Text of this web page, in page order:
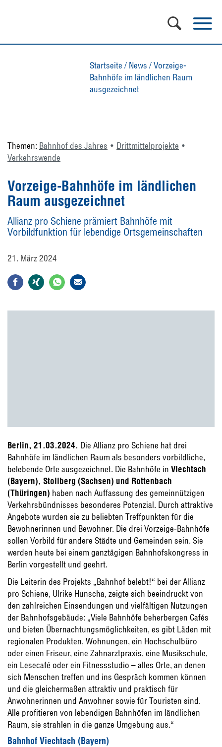
Startseite / News /Vorzeige-
Bahnhöfe im ländlichen Raum
ausgezeichnet
Themen: Bahnhof des Jahres
Drittmittelprojekte
Verkehrswende
Vorzeige-Bahnhöfe im ländlichen
Raum ausgezeichnet
Allianz pro Schiene prämiert Bahnhöfe mit
Vorbildfunktion für lebendige Ortsgemeinschaften
21. März 2024
Berlin, 21.03.2024. Die Allianz pro Schiene hat drei
Bahnhöfe im ländlichen Raum als besonders vorbildliche,
belebende Orte ausgezeichnet. Die Bahnhöfe in Viechtach
(Bayern), Stollberg (Sachsen) und Rottenbach
(Thüringen) haben nach Auffassung des gemeinnützigen
Verkehrsbündnisses besonderes Potenzial. Durch attraktive
Angebote wurden sie zu beliebten Treffpunkten für die
Bewohnerinnen und Bewohner. Die drei Vorzeige-Bahnhöfe
sollen Vorbild für andere Städte und Gemeinden sein. Sie
werden heute bei einem ganztägigen Bahnhofskongress in
Berlin vorgestellt und geehrt.
Die Leiterin des Projekts „Bahnhof belebt!“ bei der Allianz
pro Schiene, Ulrike Hunscha, zeigte sich beeindruckt von
den zahlreichen Einsendungen und vielfältigen Nutzungen
der Bahnhofsgebäude: „Viele Bahnhöfe beherbergen Cafés
und bieten Übernachtungsmöglichkeiten, es gibt Läden mit
regionalen Produkten, Wohnungen, ein Hochschulbüro
oder einen Friseur, eine Zahnarztpraxis, eine Musikschule,
ein Lesecafé oder ein Fitnessstudio – alles Orte, an denen
sich Menschen treffen und ins Gespräch kommen können
und die gleichermaßen attraktiv und praktisch für
Anwohnerinnen und Anwohner sowie für Touristen sind.
Alle profitieren von lebendigen Bahnhöfen im ländlichen
Raum, sie strahlen in die ganze Umgebung aus.“
Bahnhof Viechtach (Bayern)